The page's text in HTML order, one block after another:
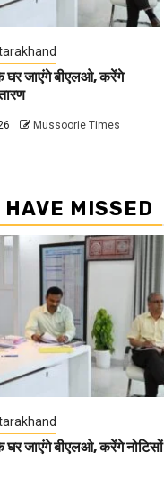
के घर जाएंगे बीएलओ, करेंगे
Mussoorie Times
HAVE MISSED
घर जाएंगे बीएलओ, करेंगे नोटिसों